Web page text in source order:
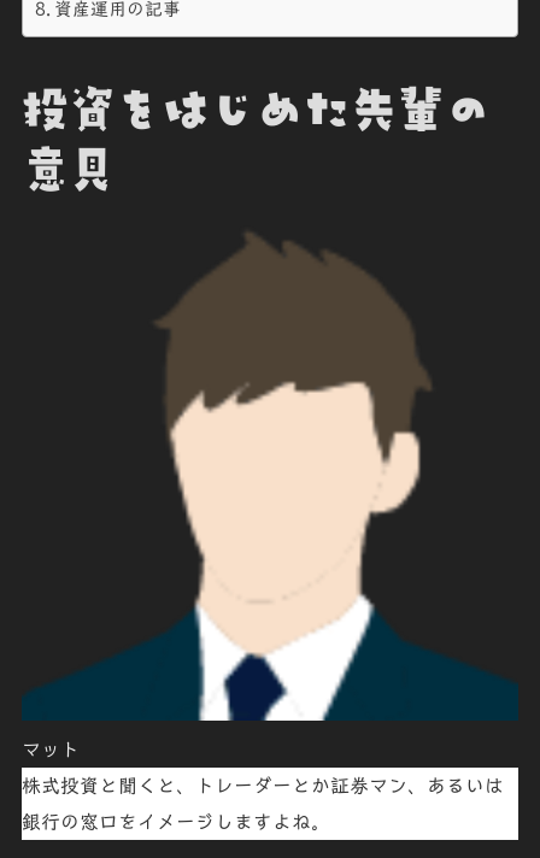
資産運用の記事
投資をはじめた先輩の
意見
マット
株式投資と聞くと、トレーダーとか証券マン、あるいは
銀行の窓口をイメージしますよね。